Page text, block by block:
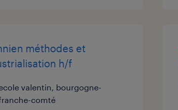
méthodes et
h/f
valentin, bourgogne-
comté